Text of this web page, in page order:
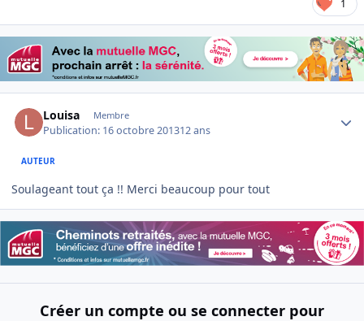
1
Louisa Membre
Publication: 16 octobre 201312 ans
AUTEUR
Soulageant tout ça !! Merci beaucoup pour tout
Créer un compte ou se connecter pour